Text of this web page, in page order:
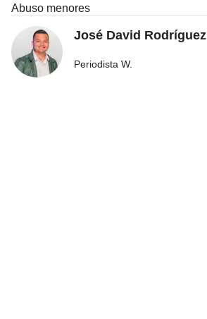
Abuso menores
José David Rodríguez
Periodista W.